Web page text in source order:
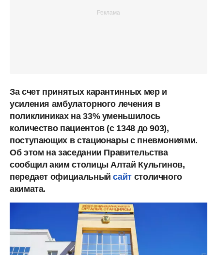
За счет принятых карантинных мер и
усиления амбулаторного лечения в
поликлиниках на 33% уменьшилось
количество пациентов (с 1348 до 903),
поступающих в стационары с пневмониями.
Об этом на заседании Правительства
сообщил аким столицы Алтай Кульгинов,
передает официальныйсайт столичного
акимата.